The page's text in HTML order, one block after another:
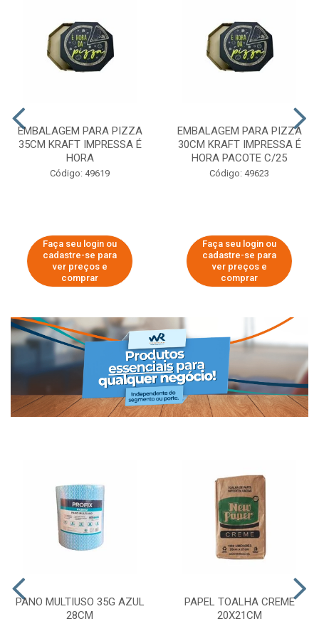
EMBALAGEM PARA PIZZA
35CM KRAFT IMPRESSA É
HORA
Código: 49619
Faça seu login ou
cadastre-se para
ver preços e
comprar
EMBALAGEM PARA PIZZA
30CM KRAFT IMPRESSA É
HORA PACOTE C/25
Código: 49623
Faça seu login ou
cadastre-se para
ver preços e
comprar
PANO MULTIUSO 35G AZUL
28CM
PAPEL TOALHA CREME
20X21CM